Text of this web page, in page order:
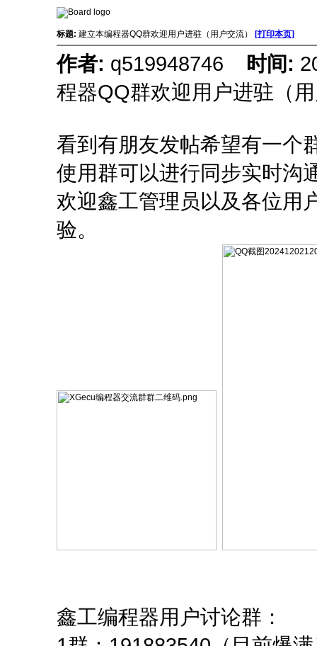
标题: 建立本编程器QQ群欢迎用户进驻（用户交流） [打印本页]
作者: q519948746 时间:
程器QQ群欢迎用户进驻（
看到有朋友发帖希望有一个
使用群可以进行同步实时沟
欢迎鑫工管理员以及各位用
验。
鑫工编程器用户讨论群：